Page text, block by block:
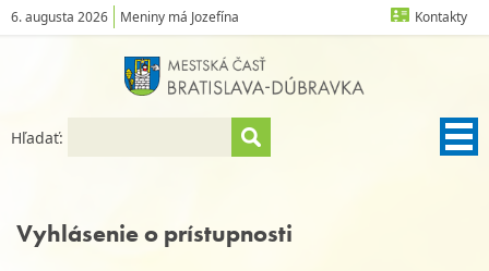
6. augusta 2026 Meniny má Jozefína Kontakty
Hľadať:
Vyhlásenie o prístupnosti